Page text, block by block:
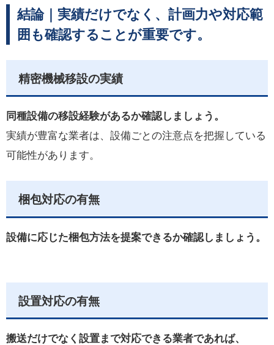
結論｜実績だけでなく、計画力や対応範
囲も確認することが重要です。
精密機械移設の実績
同種設備の移設経験があるか確認しましょう。
実績が豊富な業者は、設備ごとの注意点を把握している
可能性があります。
梱包対応の有無
設備に応じた梱包方法を提案できるか確認しましょう。
設置対応の有無
搬送だけでなく設置まで対応できる業者であれば、